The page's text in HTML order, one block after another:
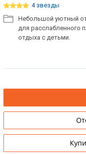
4 звезды
Небольшой уютный
для расслабленного
отдыха с детьми.